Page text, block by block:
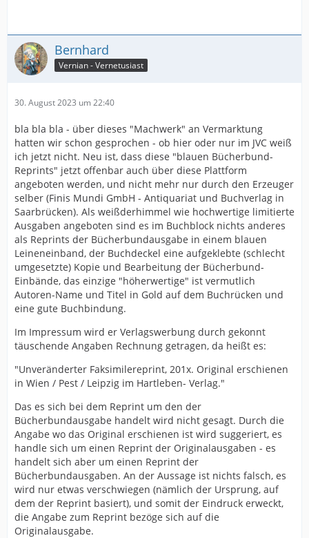
Bernhard
Vernian - Vernetusiast
30. August 2023 um 22:40
bla bla bla - über dieses "Machwerk" an Vermarktung
hatten wir schon gesprochen - ob hier oder nur im JVC weiß
ich jetzt nicht. Neu ist, dass diese "blauen Bücherbund-
Reprints" jetzt offenbar auch über diese Plattform
angeboten werden, und nicht mehr nur durch den Erzeuger
selber (Finis Mundi GmbH - Antiquariat und Buchverlag in
Saarbrücken). Als weißderhimmel wie hochwertige limitierte
Ausgaben angeboten sind es im Buchblock nichts anderes
als Reprints der Bücherbundausgabe in einem blauen
Leineneinband, der Buchdeckel eine aufgeklebte (schlecht
umgesetzte) Kopie und Bearbeitung der Bücherbund-
Einbände, das einzige "höherwertige" ist vermutlich
Autoren-Name und Titel in Gold auf dem Buchrücken und
eine gute Buchbindung.
Im Impressum wird er Verlagswerbung durch gekonnt
täuschende Angaben Rechnung getragen, da heißt es:
"Unveränderter Faksimilereprint, 201x. Original erschienen
in Wien / Pest / Leipzig im Hartleben- Verlag."
Das es sich bei dem Reprint um den der
Bücherbundausgabe handelt wird nicht gesagt. Durch die
Angabe wo das Original erschienen ist wird suggeriert, es
handle sich um einen Reprint der Originalausgaben - es
handelt sich aber um einen Reprint der
Bücherbundausgaben. An der Aussage ist nichts falsch, es
wird nur etwas verschwiegen (nämlich der Ursprung, auf
dem der Reprint basiert), und somit der Eindruck erweckt,
die Angabe zum Reprint bezöge sich auf die
Originalausgabe.